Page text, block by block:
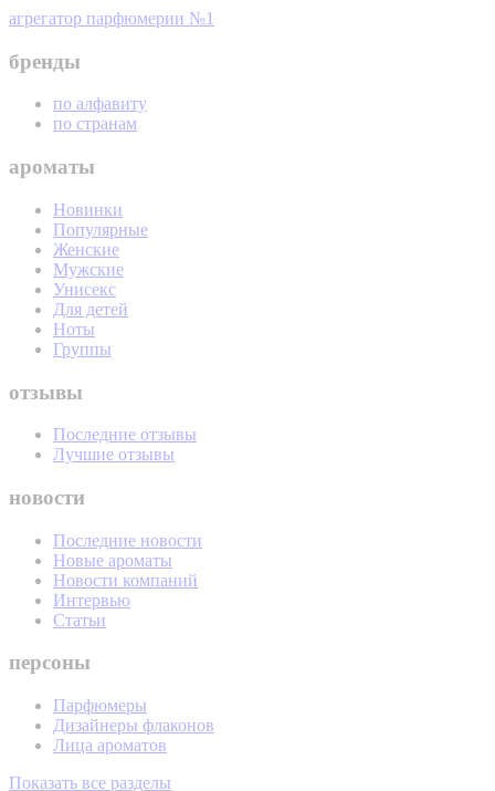
агрегатор парфюмерии №1
бренды
по алфавиту
по странам
ароматы
Новинки
Популярные
Женские
Мужские
Унисекс
Для детей
Ноты
Группы
отзывы
Последние отзывы
Лучшие отзывы
новости
Последние новости
Новые ароматы
Новости компаний
Интервью
Статьи
персоны
Парфюмеры
Дизайнеры флаконов
Лица ароматов
Показать все разделы